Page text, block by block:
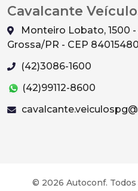
Cavalcante
Monteiro Lobato, 1500
Grossa/PR - CEP 84015480
(42)3086-1600
(42)99112-8600
© 2026 Autoconf.